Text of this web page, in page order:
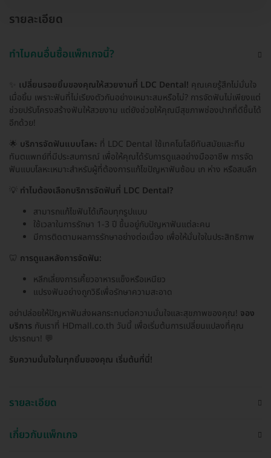
รายละเอียด
ทำไมคนอื่นซื้อแพ็กเกจนี้?
เปลี่ยนรอยยิ้มของคุณให้สวยงามที่ LDC Dental! คุณเคยรู้สึกไม่มั่นใจ
เมื่อยิ้ม เพราะฟันที่ไม่เรียงตัวกันอย่างเหมาะสมหรือไม่? การจัดฟันไม่เพียงแต่
ช่วยปรับโครงสร้างฟันให้สวยงาม แต่ยังช่วยให้คุณมีสุขภาพช่องปากที่ดีขึ้นได้
อีกด้วย!
🌟 บริการจัดฟันแบบโลหะ ที่ LDC Dental ใช้เทคโนโลยีทันสมัยและทีม
ทันตแพทย์ที่มีประสบการณ์ เพื่อให้คุณได้รับการดูแลอย่างมืออาชีพ การจัด
ฟันแบบโลหะเหมาะสำหรับผู้ที่ต้องการแก้ไขปัญหาฟันซ้อน เก ห่าง หรือสบลึก
💡 ทำไมต้องเลือกบริการจัดฟันที่ LDC Dental?
สามารถแก้ไขฟันได้เกือบทุกรูปแบบ
ใช้เวลาในการรักษา 1-3 ปี ขึ้นอยู่กับปัญหาฟันแต่ละคน
มีการติดตามผลการรักษาอย่างต่อเนื่อง เพื่อให้มั่นใจในประสิทธิภาพ
🦷 การดูแลหลังการจัดฟัน:
หลีกเลี่ยงการเคี้ยวอาหารแข็งหรือเหนียว
แปรงฟันอย่างถูกวิธีเพื่อรักษาความสะอาด
อย่าปล่อยให้ปัญหาฟันส่งผลกระทบต่อความมั่นใจและสุขภาพของคุณ! จอง
บริการ กับเราที่ HDmall.co.th วันนี้ เพื่อเริ่มต้นการเปลี่ยนแปลงที่คุณ
ปรารถนา! 💬
รับความมั่นใจในทุกยิ้มของคุณ เริ่มต้นที่นี่!
รายละเอียด
เกี่ยวกับแพ็กเกจ